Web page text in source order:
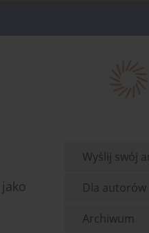
Wyślij swój
Dla autorów
Archiwum